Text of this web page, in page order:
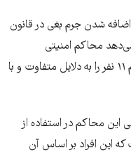
شدن جرم بغی در قانون
نشان می‌دهد محاکم امنیتی
(دادگاه‌های انقلاب) در ایران تاکنون دست‌کم ۱۱ نفر را به دلایل متفاوت و با
این محاکم در استفاده از
این افراد بر اساس آن